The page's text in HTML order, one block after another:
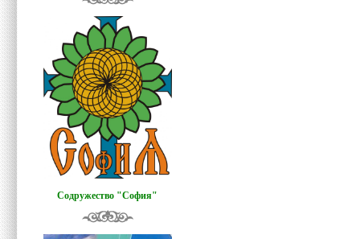
Содружество "София"